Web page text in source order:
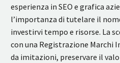
esperienza in SEO e grafica
l’importanza di tutelare il
investirvi tempo e risorse. La
con una Registrazione Marchi
da imitazioni, preservare il